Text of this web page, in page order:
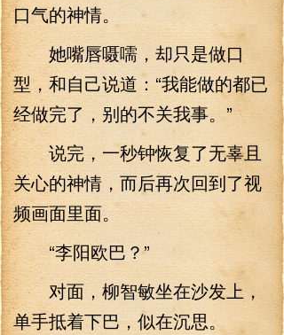
口气的神情。
她嘴唇嗫嚅，却只是做口
型，和自己说道：“我能做的都已
经做完了，别的不关我事。”
说完，一秒钟恢复了无辜且
关心的神情，而后再次回到了视
频画面里面。
“李阳欧巴？”
对面，柳智敏坐在沙发上，
单手抵着下巴，似在沉思。